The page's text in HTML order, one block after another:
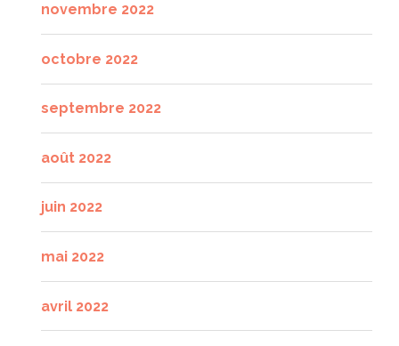
novembre 2022
octobre 2022
septembre 2022
août 2022
juin 2022
mai 2022
avril 2022